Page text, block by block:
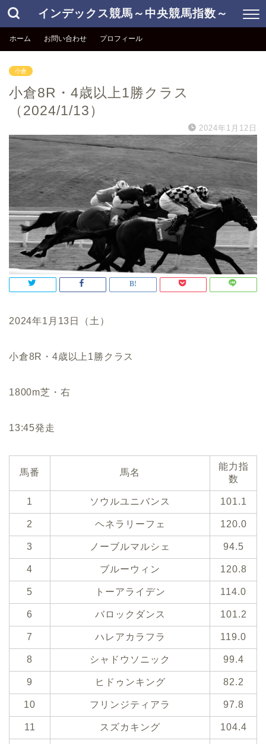
インデックス競馬～中央競馬指数～
ホーム お問い合わせ プロフィール
小倉
小倉8R・4歳以上1勝クラス
（2024/1/13）
2024年1月12日
2024年1月13日（土）
小倉8R・4歳以上1勝クラス
1800m芝・右
13:45発走
馬番 馬名
能力指
数
1 ソウルユニバンス 101.1
2 ヘネラリーフェ 120.0
3 ノーブルマルシェ 94.5
4 ブルーウィン 120.8
5 トーアライデン 114.0
6 バロックダンス 101.2
7 ハレアカラフラ 119.0
8 シャドウソニック 99.4
9 ヒドゥンキング 82.2
10 フリンジティアラ 97.8
11 スズカキング 104.4